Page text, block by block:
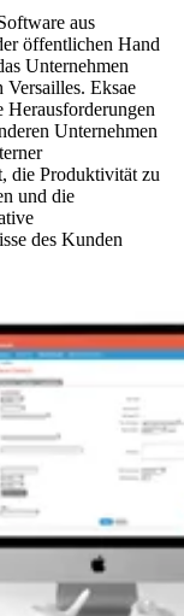
aus
öffentlichen Hand
Unternehmen
Versailles. Eksae
Herausforderungen
Unternehmen
die Produktivität zu
und die
des Kunden